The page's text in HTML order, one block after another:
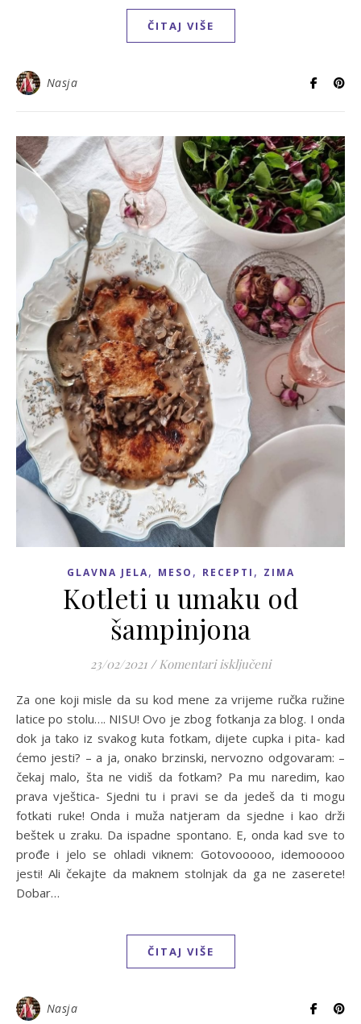
ČITAJ VIŠE
Nasja
GLAVNA JELA, MESO , RECEPTI , ZIMA
Kotleti u umaku od
šampinjona
23/02/2021 / Komentari isključeniza Kotleti u
Za one koji misle da su kod mene za vrijeme ručka ružine
latice po stolu…. NISU! Ovo je zbog fotkanja za blog. I onda
dok ja tako iz svakog kuta fotkam, dijete cupka i pita- kad
ćemo jesti? – a ja, onako brzinski, nervozno odgovaram: –
čekaj malo, šta ne vidiš da fotkam? Pa mu naredim, kao
prava vještica- Sjedni tu i pravi se da jedeš da ti mogu
fotkati ruke! Onda i muža natjeram da sjedne i kao drži
beštek u zraku. Da ispadne spontano. E, onda kad sve to
prođe i jelo se ohladi viknem: Gotovooooo, idemooooo
jesti! Ali čekajte da maknem stolnjak da ga ne zaserete!
Dobar…
ČITAJ VIŠE
Nasja